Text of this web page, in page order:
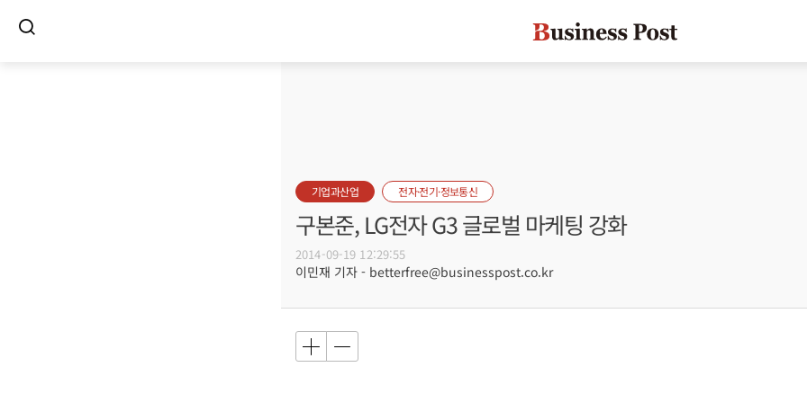
기업과산업 전자·전기·정보통신
구본준, LG전자 G3 글로벌 마케팅 강화
2014-09-19 12:29:55
이민재 기자 - betterfree@businesspost.co.kr